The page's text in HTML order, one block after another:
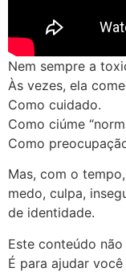
Nem sempre a
Às vezes, ela
Como cuidado.
Como ciúme
Como
Mas, com o
medo, culpa,
de identidade.
Este conteúdo
É para ajudar